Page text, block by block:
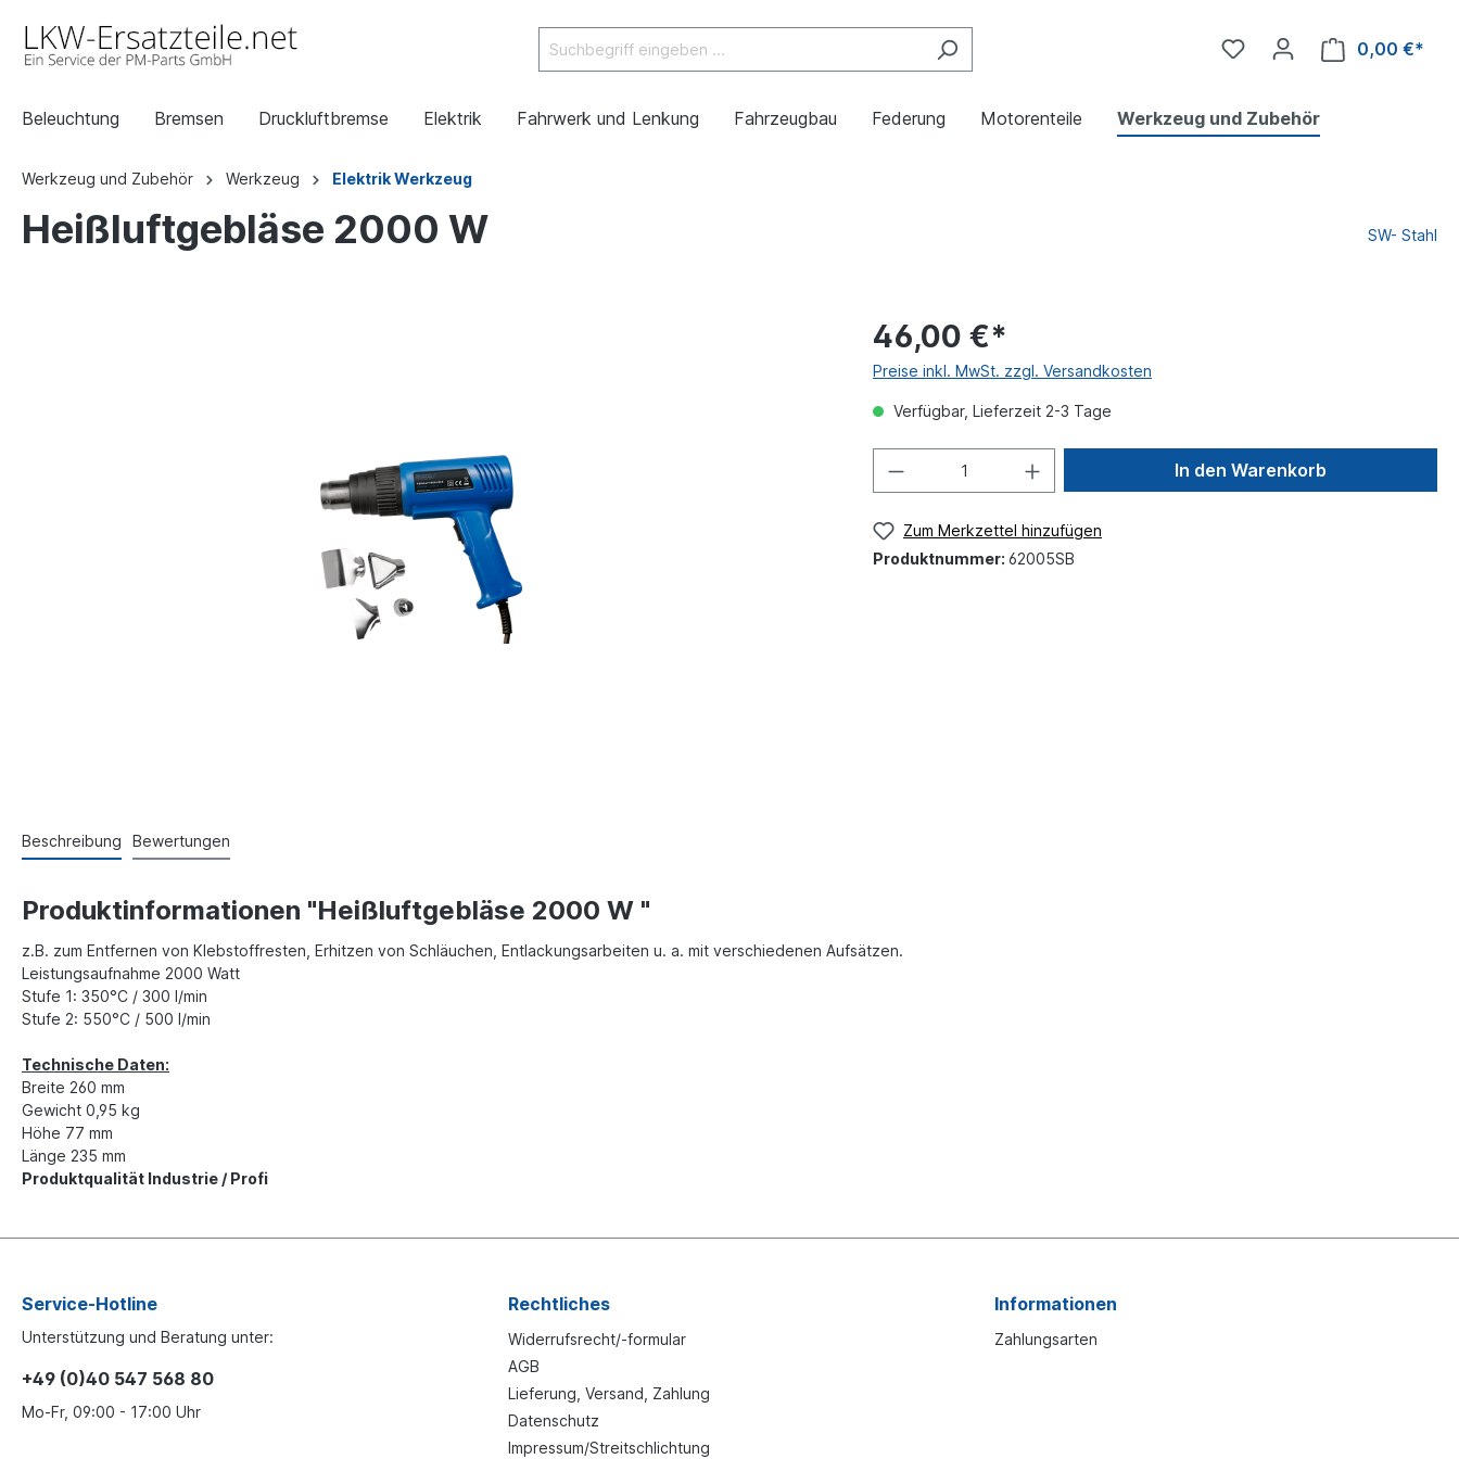
0,00 €*
Beleuchtung Bremsen Druckluftbremse Elektrik Fahrwerk und Lenkung Fahrzeugbau Federung Motorenteile Werkzeug und Zubehör
Werkzeug und Zubehör Werkzeug Elektrik Werkzeug
Heißluftgebläse 2000 W SW- Stahl
46,00 €*
Preise inkl. MwSt. zzgl. Versandkosten
Verfügbar, Lieferzeit 2-3 Tage
In den Warenkorb
Zum Merkzettel hinzufügen
Produktnummer: 62005SB
Beschreibung Bewertungen
Produktinformationen "Heißluftgebläse 2000 W "
z.B. zum Entfernen von Klebstoffresten, Erhitzen von Schläuchen, Entlackungsarbeiten u. a. mit verschiedenen Aufsätzen.
Leistungsaufnahme 2000 Watt
Stufe 1: 350°C / 300 l/min
Stufe 2: 550°C / 500 l/min
Technische Daten:
Breite 260 mm
Gewicht 0,95 kg
Höhe 77 mm
Länge 235 mm
Produktqualität Industrie / Profi
Service-Hotline
Unterstützung und Beratung unter:
+49 (0)40 547 568 80
Mo-Fr, 09:00 - 17:00 Uhr
Rechtliches
Widerrufsrecht/-formular
AGB
Lieferung, Versand, Zahlung
Datenschutz
Impressum/Streitschlichtung
Informationen
Zahlungsarten